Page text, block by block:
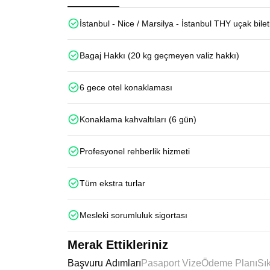
İstanbul - Nice / Marsilya - İstanbul THY uçak
Bagaj Hakkı (20 kg geçmeyen valiz hakkı)
6 gece otel konaklaması
Konaklama kahvaltıları (6 gün)
Profesyonel rehberlik hizmeti
Tüm ekstra turlar
Mesleki sorumluluk sigortası
Merak Ettikleriniz
Başvuru Adımları Pasaport VizeÖdeme Planı